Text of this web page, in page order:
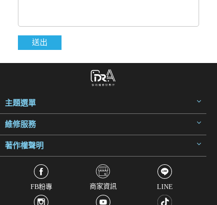
主題選單
維修服務
著作權聲明
FB粉專 商家資訊 LINE